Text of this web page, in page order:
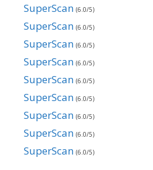
SuperScan (6.0/5)
SuperScan (6.0/5)
SuperScan (6.0/5)
SuperScan (6.0/5)
SuperScan (6.0/5)
SuperScan (6.0/5)
SuperScan (6.0/5)
SuperScan (6.0/5)
SuperScan (6.0/5)